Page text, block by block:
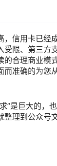
，信用卡已经
受限、第三方
合理商业模式
而准确的为您
”是巨大的，
整理到公众号